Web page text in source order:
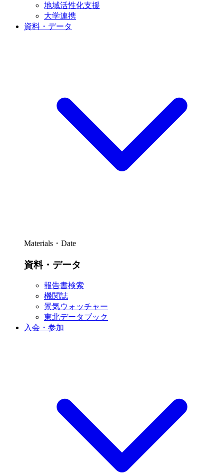
地域活性化支援
大学連携
資料・データ
Materials・Date
資料・データ
報告書検索
機関誌
景気ウォッチャー
東北データブック
入会・参加